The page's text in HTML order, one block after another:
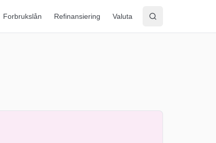
Forbrukslån Refinansiering Valuta